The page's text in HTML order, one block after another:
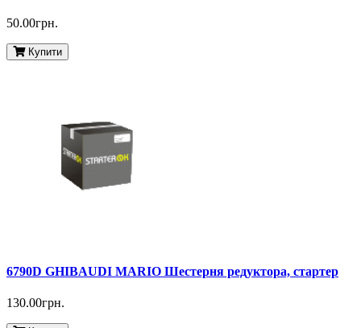
50.00грн.
Купити
6790D GHIBAUDI MARIO Шестерня редуктора, стартер
130.00грн.